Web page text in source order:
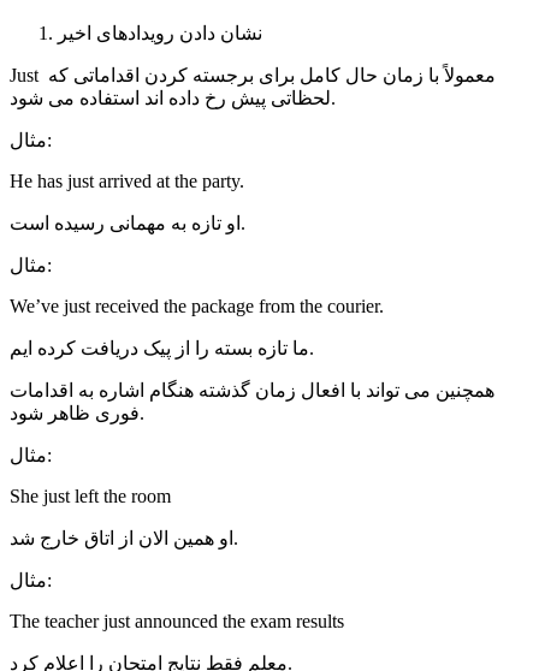
نشان دادن رویدادهای اخیر
Just معمولاً با زمان حال کامل برای برجسته کردن اقداماتی که
لحظاتی پیش رخ داده اند استفاده می شود.
مثال:
He has just arrived at the party.
او تازه به مهمانی رسیده است.
مثال:
We’ve just received the package from the courier.
ما تازه بسته را از پیک دریافت کرده ایم.
همچنین می تواند با افعال زمان گذشته هنگام اشاره به اقدامات
فوری ظاهر شود.
مثال:
She just left the room
او همین الان از اتاق خارج شد.
مثال:
The teacher just announced the exam results
معلم فقط نتایج امتحان را اعلام کرد.